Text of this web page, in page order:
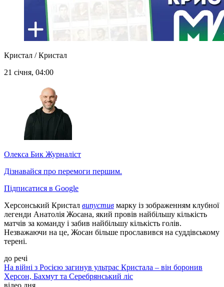
Кристал / Кристал
21 січня, 04:00
Олекса Бик Журналіст
Дізнавайся про перемоги першим.
Підписатися в Google
Херсонський Кристал випустив марку із зображенням клубної
легенди Анатолія Жосана, який провів найбільшу кількість
матчів за команду і забив найбільшу кількість голів.
Незважаючи на це, Жосан більше прославився на суддівському
терені.
до речі
На війні з Росією загинув ультрас Кристала – він боронив
Херсон, Бахмут та Серебрянський ліс